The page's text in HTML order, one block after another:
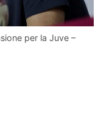
per la Juve –